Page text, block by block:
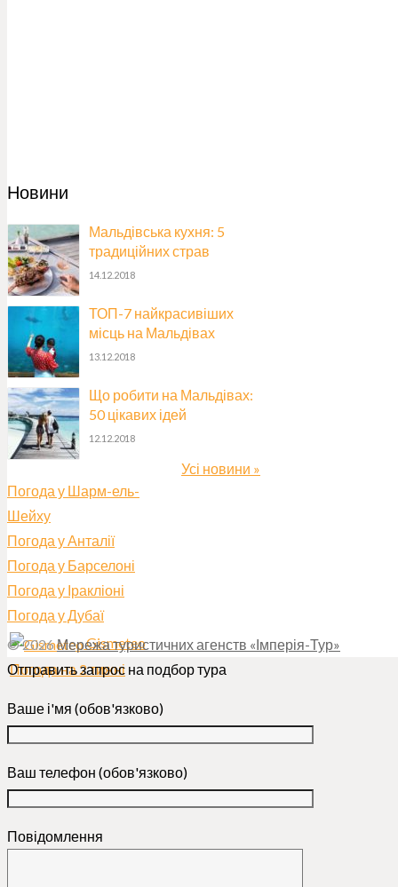
Новини
Мальдівська кухня: 5
традиційних страв
14.12.2018
ТОП-7 найкрасивіших
місць на Мальдівах
13.12.2018
Що робити на Мальдівах:
50 цікавих ідей
12.12.2018
Усі новини »
Погода у Шарм-ель-
Шейху
Погода у Анталії
Погода у Барселоні
Погода у Іракліоні
Погода у Дубаї
Gismeteo
Погода на 2 тижні
© 2026Мережа туристичних агенств «Імперія-Тур»
Отправить запрос на подбор тура
Ваше і'мя (обов'язково)
Ваш телефон (обов'язково)
Повідомлення